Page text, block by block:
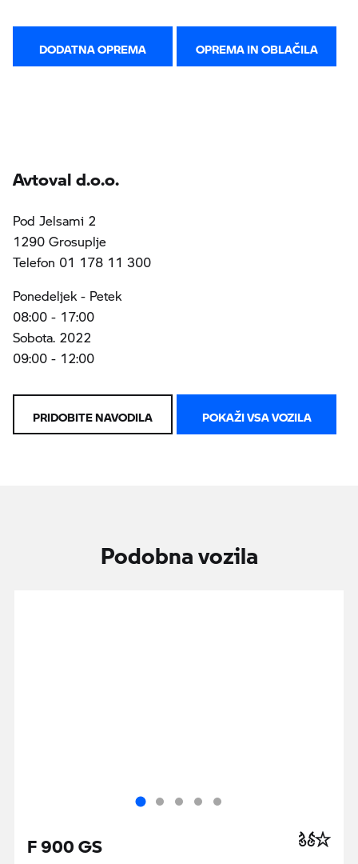
DODATNA OPREMA OPREMA IN OBLAČILA
Avtoval d.o.o.
Pod Jelsami 2
1290 Grosuplje
Telefon 01 178 11 300
Ponedeljek - Petek
08:00 - 17:00
Sobota. 2022
09:00 - 12:00
PRIDOBITE NAVODILA POKAŽI VSA VOZILA
Podobna vozila
F 900 GS